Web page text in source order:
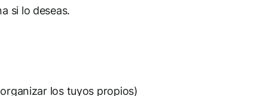
si lo deseas.
los tuyos propios)